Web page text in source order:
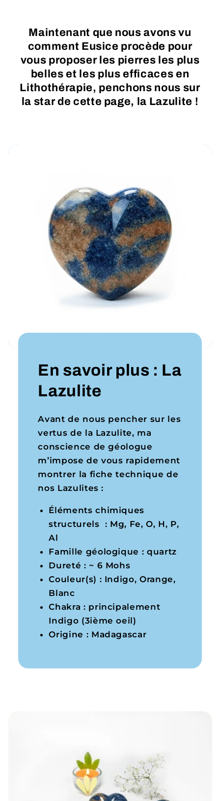
Maintenant que nous avons vu
comment Eusice procède pour
vous proposer les pierres les plus
belles et les plus efficaces en
Lithothérapie, penchons nous sur
la star de cette page, la Lazulite !
En savoir plus : La
Lazulite
Avant de nous pencher sur les
vertus de la Lazulite, ma
conscience de géologue
m’impose de vous rapidement
montrer la fiche technique de
nos Lazulites :
Éléments chimiques
structurels : Mg, Fe, O, H, P,
Al
Famille géologique : quartz
Dureté : ~ 6 Mohs
Couleur(s) : Indigo, Orange,
Blanc
Chakra : principalement
Indigo (3ième oeil)
Origine : Madagascar